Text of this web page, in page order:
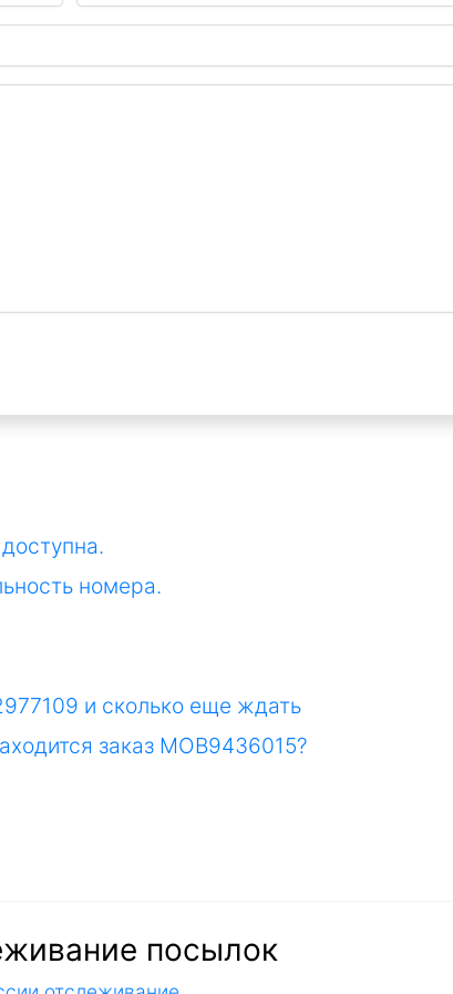
номера.
и сколько еще ждать
заказ MOB9436015?
посылок